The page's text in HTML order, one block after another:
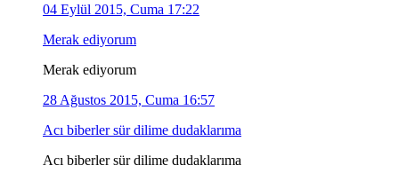
04 Eylül 2015, Cuma 17:22
Merak ediyorum
Merak ediyorum
28 Ağustos 2015, Cuma 16:57
Acı biberler sür dilime dudaklarıma
Acı biberler sür dilime dudaklarıma